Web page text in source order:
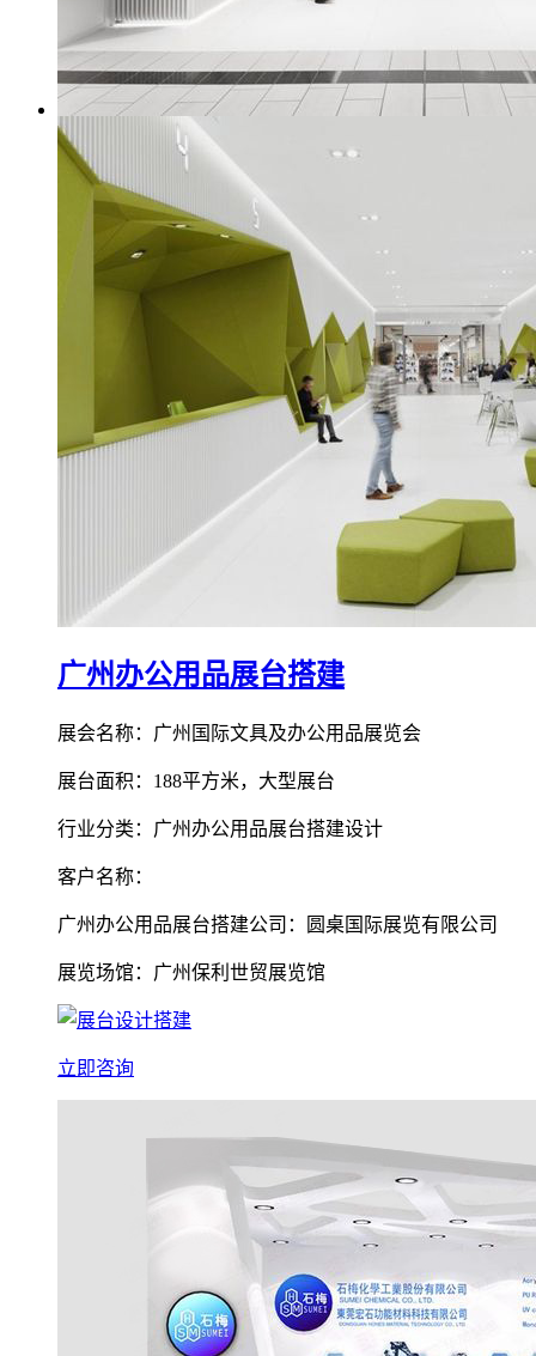
广州办公用品展台搭建
展会名称：广州国际文具及办公用品展览会
展台面积：188平方米，大型展台
行业分类：广州办公用品展台搭建设计
客户名称：
广州办公用品展台搭建公司：圆桌国际展览有限公司
展览场馆：广州保利世贸展览馆
立即咨询